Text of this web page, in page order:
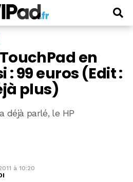
en
: 99 euros (Edit :
plus)
déjà parlé, le HP
à 10:20